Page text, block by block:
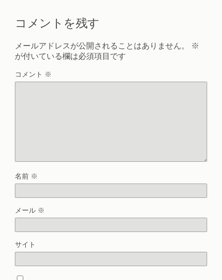
コメントを残す
メールアドレスが公開されることはありません。
※
が付いている欄は必須項目です
コメント ※
名前 ※
メール ※
サイト